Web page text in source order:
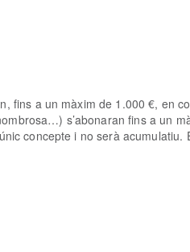
fins a un màxim de 1.000 €, en
s’abonaran fins a un
concepte i no serà acumulatiu.